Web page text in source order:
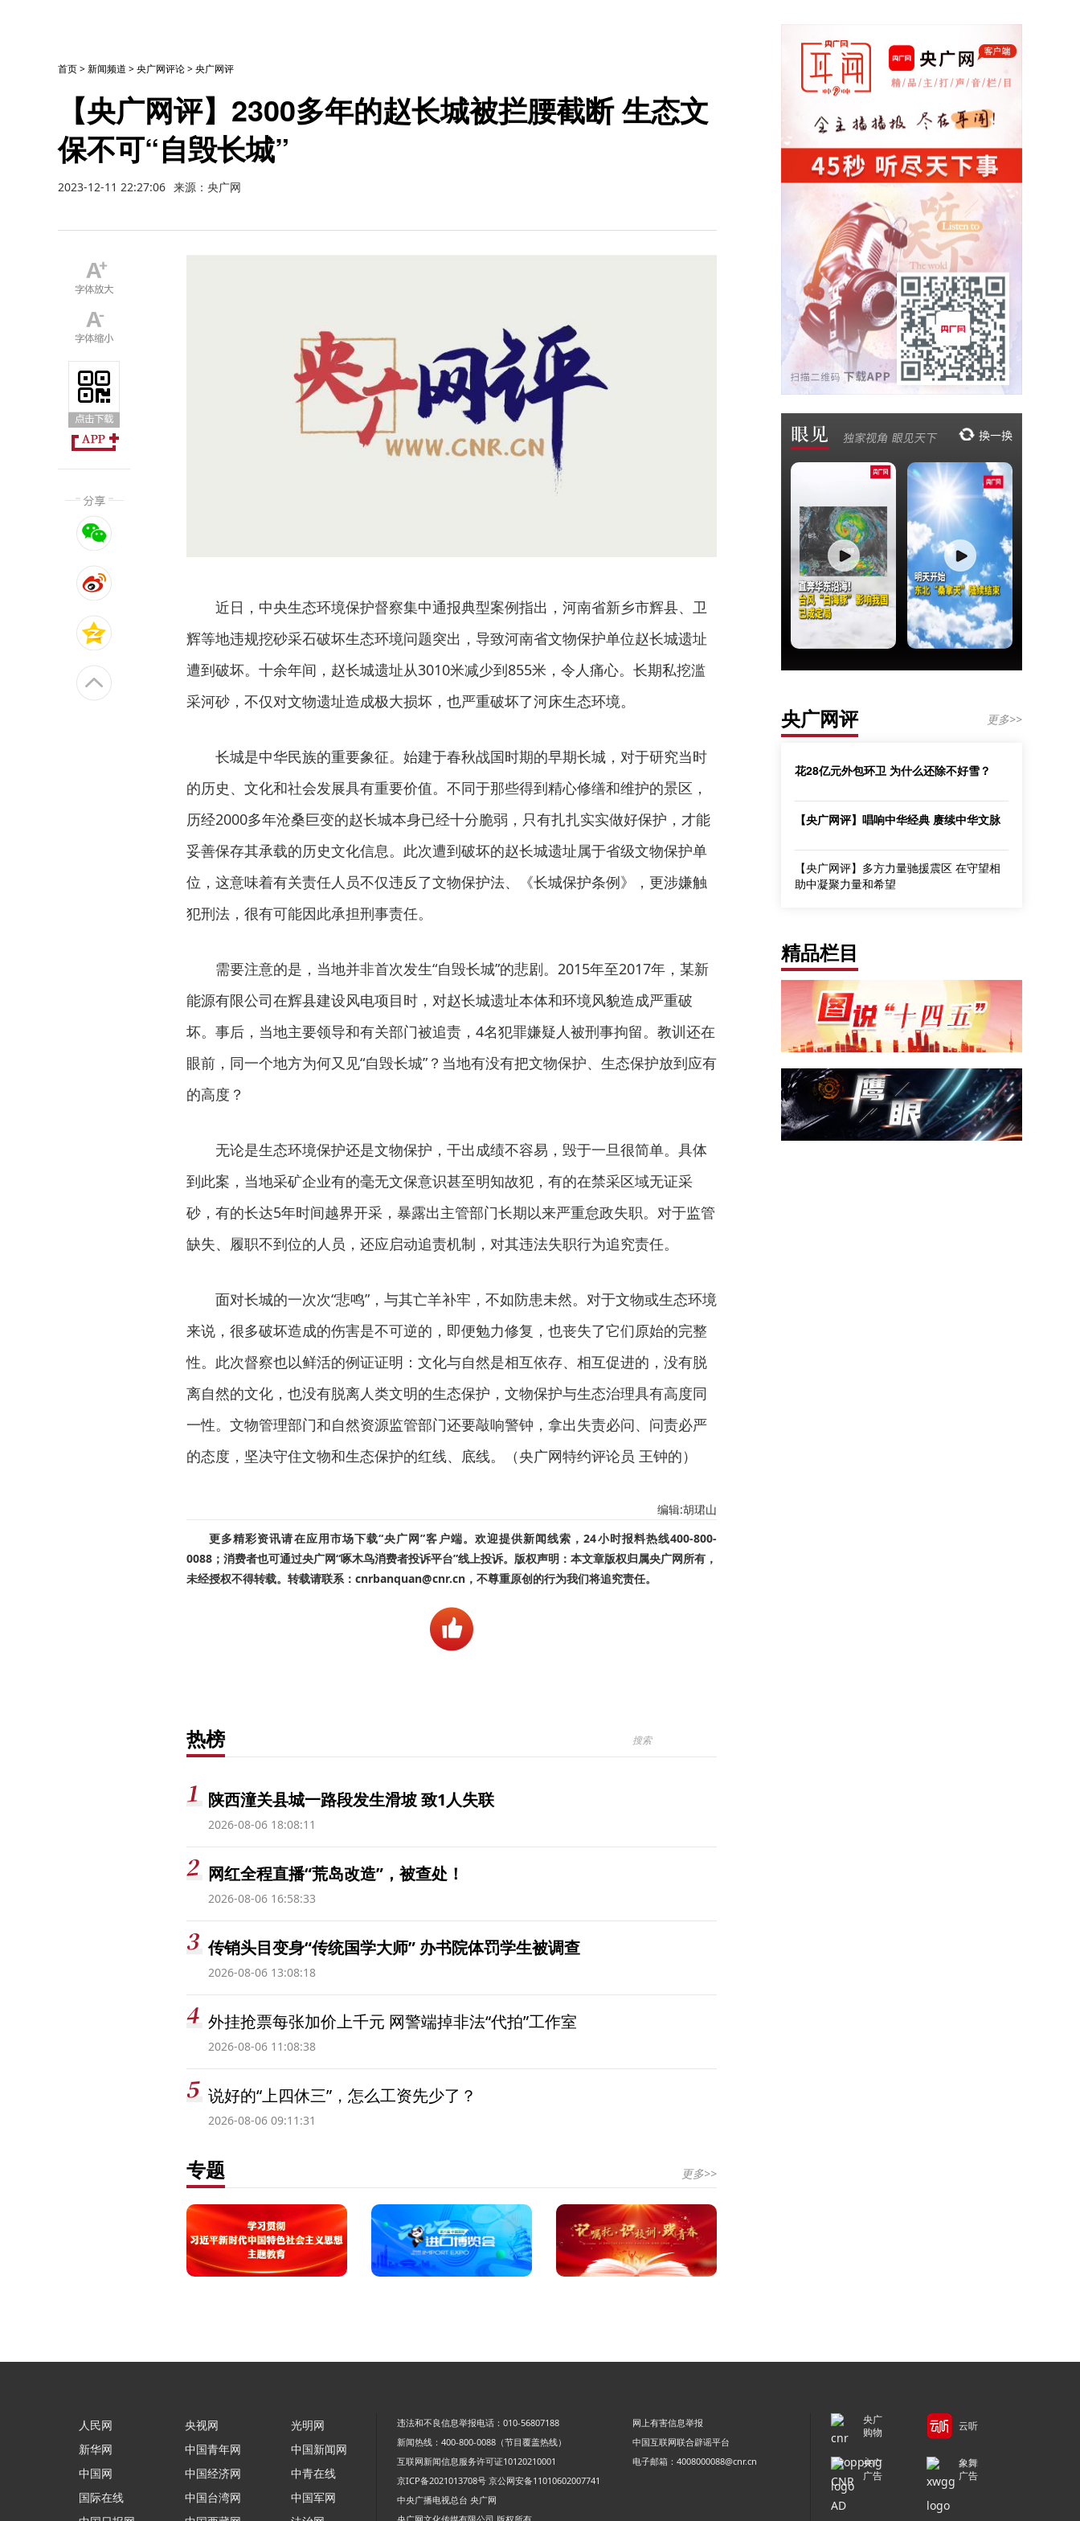
首页>新闻频道 >央广网评论>央广网评
【央广网评】2300多年的赵长城被拦腰截断 生态文
保不可“自毁长城”
2023-12-11 22:27:06 来源：央广网
近日，中央生态环境保护督察集中通报典型案例指出，河南省新乡市辉县、卫
辉等地违规挖砂采石破坏生态环境问题突出，导致河南省文物保护单位赵长城遗址
遭到破坏。十余年间，赵长城遗址从3010米减少到855米，令人痛心。长期私挖滥
采河砂，不仅对文物遗址造成极大损坏，也严重破坏了河床生态环境。
长城是中华民族的重要象征。始建于春秋战国时期的早期长城，对于研究当时
的历史、文化和社会发展具有重要价值。不同于那些得到精心修缮和维护的景区，
历经2000多年沧桑巨变的赵长城本身已经十分脆弱，只有扎扎实实做好保护，才能
妥善保存其承载的历史文化信息。此次遭到破坏的赵长城遗址属于省级文物保护单
位，这意味着有关责任人员不仅违反了文物保护法、《长城保护条例》，更涉嫌触
犯刑法，很有可能因此承担刑事责任。
需要注意的是，当地并非首次发生“自毁长城”的悲剧。2015年至2017年，某新
能源有限公司在辉县建设风电项目时，对赵长城遗址本体和环境风貌造成严重破
坏。事后，当地主要领导和有关部门被追责，4名犯罪嫌疑人被刑事拘留。教训还在
眼前，同一个地方为何又见“自毁长城”？当地有没有把文物保护、生态保护放到应有
的高度？
无论是生态环境保护还是文物保护，干出成绩不容易，毁于一旦很简单。具体
到此案，当地采矿企业有的毫无文保意识甚至明知故犯，有的在禁采区域无证采
砂，有的长达5年时间越界开采，暴露出主管部门长期以来严重怠政失职。对于监管
缺失、履职不到位的人员，还应启动追责机制，对其违法失职行为追究责任。
面对长城的一次次“悲鸣”，与其亡羊补牢，不如防患未然。对于文物或生态环境
来说，很多破坏造成的伤害是不可逆的，即便勉力修复，也丧失了它们原始的完整
性。此次督察也以鲜活的例证证明：文化与自然是相互依存、相互促进的，没有脱
离自然的文化，也没有脱离人类文明的生态保护，文物保护与生态治理具有高度同
一性。文物管理部门和自然资源监管部门还要敲响警钟，拿出失责必问、问责必严
的态度，坚决守住文物和生态保护的红线、底线。（央广网特约评论员 王钟的）
编辑:胡珺山
更多精彩资讯请在应用市场下载“央广网”客户端。欢迎提供新闻线索，24小时报料热线400-800-
0088；消费者也可通过央广网“啄木鸟消费者投诉平台”线上投诉。版权声明：本文章版权归属央广网所有，
未经授权不得转载。转载请联系：cnrbanquan@cnr.cn，不尊重原创的行为我们将追究责任。
热榜
陕西潼关县城一路段发生滑坡 致1人失联
2026-08-06 18:08:11
网红全程直播“荒岛改造”，被查处！
2026-08-06 16:58:33
传销头目变身“传统国学大师” 办书院体罚学生被调查
2026-08-06 13:08:18
外挂抢票每张加价上千元 网警端掉非法“代拍”工作室
2026-08-06 11:08:38
说好的“上四休三”，怎么工资先少了？
2026-08-06 09:11:31
专题 更多>>
央广网评 更多>>
花28亿元外包环卫 为什么还除不好雪？
【央广网评】唱响中华经典 赓续中华文脉
【央广网评】多方力量驰援震区 在守望相
助中凝聚力量和希望
精品栏目
人民网
新华网
中国网
国际在线
央视网
中国青年网
中国经济网
中国台湾网
光明网
中国新闻网
中青在线
中国军网
违法和不良信息举报电话：010-56807188
网上有害信息举报
新闻热线：400-800-0088（节目覆盖热线）
中国互联网联合辟谣平台
互联网新闻信息服务许可证10120210001
电子邮箱：4008000088@cnr.cn
京ICP备2021013708号 京公网安备11010602007741
中央广播电视总台 央广网
央广
购物
云听
央广
广告
象舞
广告